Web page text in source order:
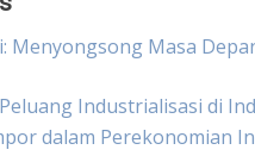
Menyongsong Masa
Industrialisasi di
dalam Perekonomian